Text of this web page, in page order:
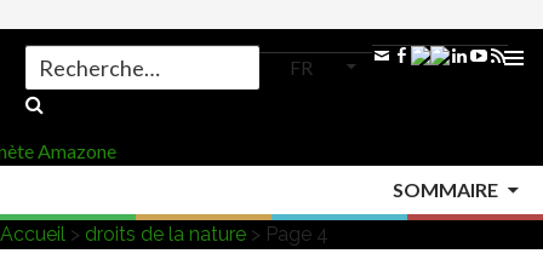
AU
FR
Search
for:
SOMMAIRE
Accueil > droits de la nature > Page 4